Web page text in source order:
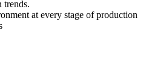
trends.
at every stage of production